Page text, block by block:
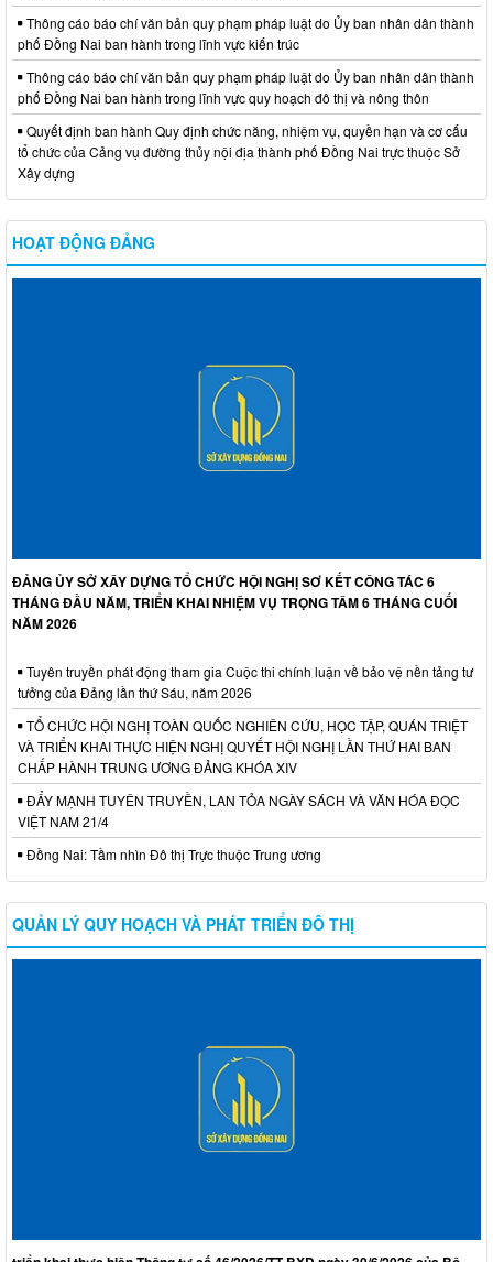
Thông cáo báo chí văn bản quy phạm pháp luật do Ủy ban nhân dân thành
phố Đồng Nai ban hành trong lĩnh vực kiến trúc
Thông cáo báo chí văn bản quy phạm pháp luật do Ủy ban nhân dân thành
phố Đồng Nai ban hành trong lĩnh vực quy hoạch đô thị và nông thôn
Quyết định ban hành Quy định chức năng, nhiệm vụ, quyền hạn và cơ cấu
tổ chức của Cảng vụ đường thủy nội địa thành phố Đồng Nai trực thuộc Sở
Xây dựng
HOẠT ĐỘNG ĐẢNG
ĐẢNG ỦY SỞ XÂY DỰNG TỔ CHỨC HỘI NGHỊ SƠ KẾT CÔNG TÁC 6
THÁNG ĐẦU NĂM, TRIỂN KHAI NHIỆM VỤ TRỌNG TÂM 6 THÁNG CUỐI
NĂM 2026
Tuyên truyền phát động tham gia Cuộc thi chính luận về bảo vệ nền tảng tư
tưởng của Đảng lần thứ Sáu, năm 2026
TỔ CHỨC HỘI NGHỊ TOÀN QUỐC NGHIÊN CỨU, HỌC TẬP, QUÁN TRIỆT
VÀ TRIỂN KHAI THỰC HIỆN NGHỊ QUYẾT HỘI NGHỊ LẦN THỨ HAI BAN
CHẤP HÀNH TRUNG ƯƠNG ĐẢNG KHÓA XIV
ĐẨY MẠNH TUYÊN TRUYỀN, LAN TỎA NGÀY SÁCH VÀ VĂN HÓA ĐỌC
VIỆT NAM 21/4
Đồng Nai: Tầm nhìn Đô thị Trực thuộc Trung ương
QUẢN LÝ QUY HOẠCH VÀ PHÁT TRIỂN ĐÔ THỊ